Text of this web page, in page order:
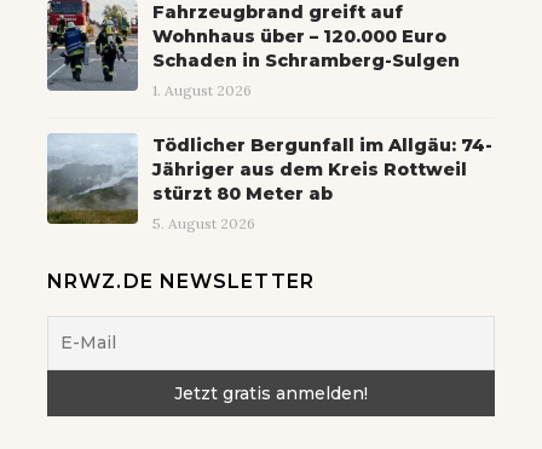
Fahrzeugbrand greift auf
Wohnhaus über – 120.000 Euro
Schaden in Schramberg-Sulgen
1. August 2026
Tödlicher Bergunfall im Allgäu: 74-
Jähriger aus dem Kreis Rottweil
stürzt 80 Meter ab
5. August 2026
NRWZ.DE NEWSLETTER